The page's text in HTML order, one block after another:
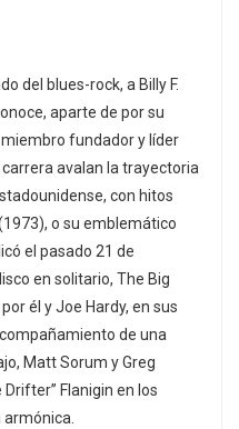
del blues-rock, a Billy F.
aparte de por su
fundador y líder
avalan la trayectoria
con hitos
o su emblemático
el pasado 21 de
en solitario, The Big
él y Joe Hardy, en sus
de una
Matt Sorum y Greg
Flanigin en los
armónica.